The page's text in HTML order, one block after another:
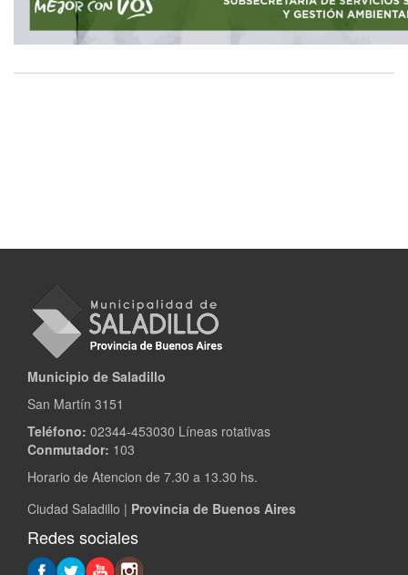
Municipio de Saladillo
San Martín 3151
Teléfono: 02344-453030 Líneas rotativas
Conmutador: 103
Horario de Atencion de 7.30 a 13.30 hs.
Ciudad Saladillo | Provincia de Buenos Aires
Redes sociales